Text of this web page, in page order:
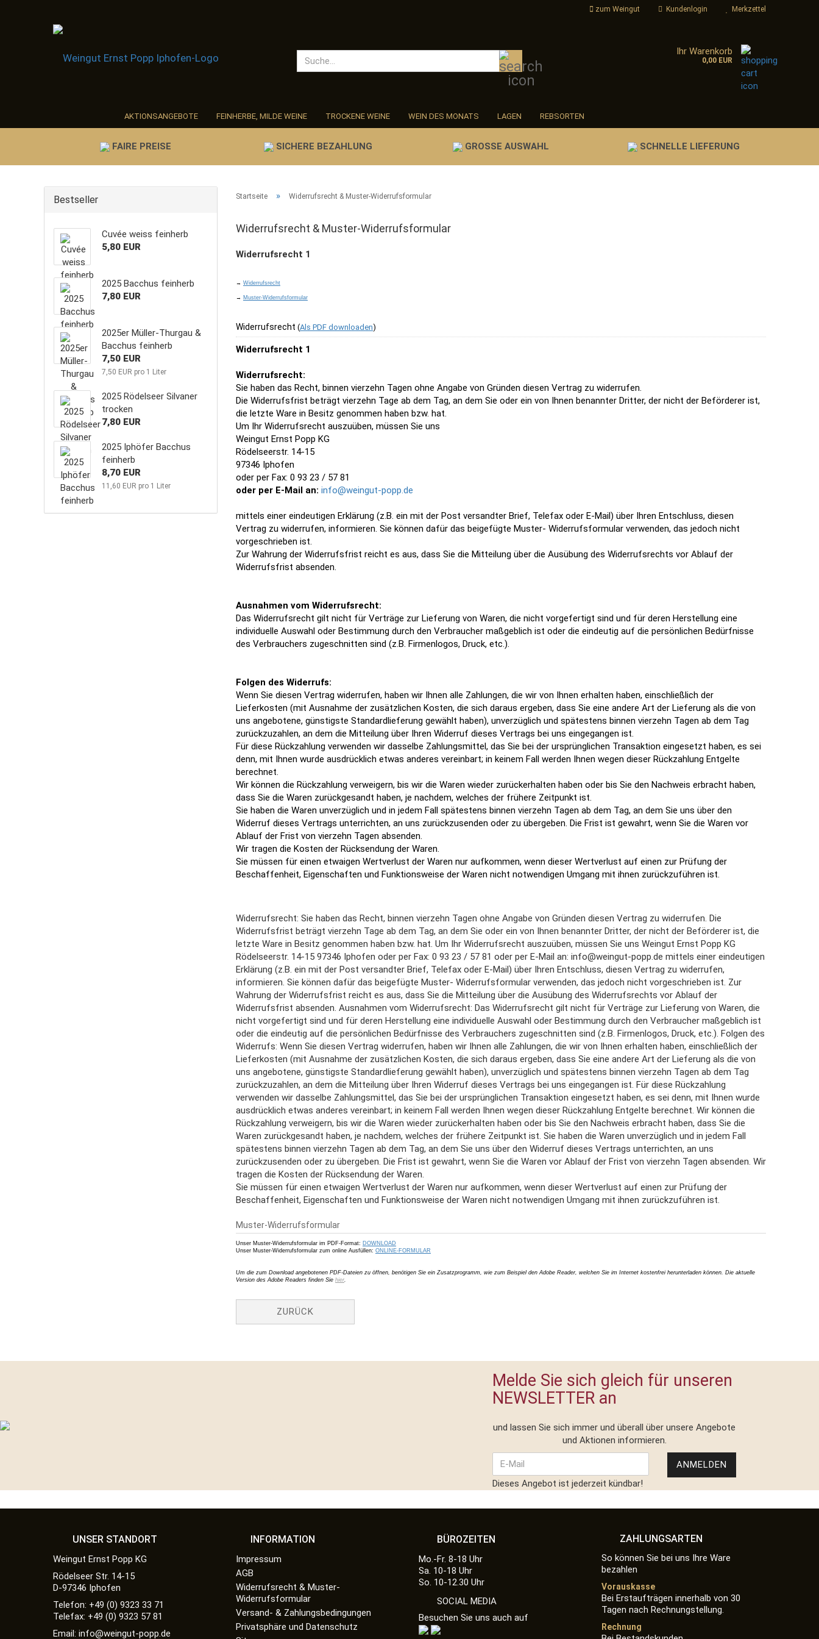
zum Weingut Kundenlogin
E-Mail
Merkzettel
Ihr Warenkorb
0,00 EUR
AKTIONSANGEBOTE FEINHERBE, MILDE WEINE TROCKENE WEINE WEIN DES MONATS LAGEN REBSORTEN
MINI- UND MAGNUMFLASCHEN ALKOHOLFREIES & ENTALKOHOLISIERTES
FAIRE PREISE SICHERE BEZAHLUNG GROSSE AUSWAHL SCHNELLE LIEFERUNG
Startseite » Widerrufsrecht & Muster-Widerrufsformular
Widerrufsrecht & Muster-Widerrufsformular
Widerrufsrecht 1
→ Widerrufsrecht
→ Muster-Widerrufsformular
Widerrufsrecht (Als PDF downloaden)
Widerrufsrecht 1
Widerrufsrecht:
Sie haben das Recht, binnen vierzehn Tagen ohne Angabe von Gründen diesen Vertrag zu widerrufen.
Die Widerrufsfrist beträgt vierzehn Tage ab dem Tag, an dem Sie oder ein von Ihnen benannter Dritter, der nicht der Beförderer ist,
die letzte Ware in Besitz genommen haben bzw. hat.
Um Ihr Widerrufsrecht auszuüben, müssen Sie uns
Weingut Ernst Popp KG
Rödelseerstr. 14-15
97346 Iphofen
oder per Fax: 0 93 23 / 57 81
oder per E-Mail an: info@weingut-popp.de
mittels einer eindeutigen Erklärung (z.B. ein mit der Post versandter Brief, Telefax oder E-Mail) über Ihren Entschluss, diesen
Vertrag zu widerrufen, informieren. Sie können dafür das beigefügte Muster- Widerrufsformular verwenden, das jedoch nicht
vorgeschrieben ist.
Zur Wahrung der Widerrufsfrist reicht es aus, dass Sie die Mitteilung über die Ausübung des Widerrufsrechts vor Ablauf der
Widerrufsfrist absenden.
Ausnahmen vom Widerrufsrecht:
Das Widerrufsrecht gilt nicht für Verträge zur Lieferung von Waren, die nicht vorgefertigt sind und für deren Herstellung eine
individuelle Auswahl oder Bestimmung durch den Verbraucher maßgeblich ist oder die eindeutig auf die persönlichen Bedürfnisse
des Verbrauchers zugeschnitten sind (z.B. Firmenlogos, Druck, etc.).
Folgen des Widerrufs:
Wenn Sie diesen Vertrag widerrufen, haben wir Ihnen alle Zahlungen, die wir von Ihnen erhalten haben, einschließlich der
Lieferkosten (mit Ausnahme der zusätzlichen Kosten, die sich daraus ergeben, dass Sie eine andere Art der Lieferung als die von
uns angebotene, günstigste Standardlieferung gewählt haben), unverzüglich und spätestens binnen vierzehn Tagen ab dem Tag
zurückzuzahlen, an dem die Mitteilung über Ihren Widerruf dieses Vertrags bei uns eingegangen ist.
Für diese Rückzahlung verwenden wir dasselbe Zahlungsmittel, das Sie bei der ursprünglichen Transaktion eingesetzt haben, es sei
denn, mit Ihnen wurde ausdrücklich etwas anderes vereinbart; in keinem Fall werden Ihnen wegen dieser Rückzahlung Entgelte
berechnet.
Wir können die Rückzahlung verweigern, bis wir die Waren wieder zurückerhalten haben oder bis Sie den Nachweis erbracht haben,
dass Sie die Waren zurückgesandt haben, je nachdem, welches der frühere Zeitpunkt ist.
Sie haben die Waren unverzüglich und in jedem Fall spätestens binnen vierzehn Tagen ab dem Tag, an dem Sie uns über den
Widerruf dieses Vertrags unterrichten, an uns zurückzusenden oder zu übergeben. Die Frist ist gewahrt, wenn Sie die Waren vor
Ablauf der Frist von vierzehn Tagen absenden.
Wir tragen die Kosten der Rücksendung der Waren.
Sie müssen für einen etwaigen Wertverlust der Waren nur aufkommen, wenn dieser Wertverlust auf einen zur Prüfung der
Beschaffenheit, Eigenschaften und Funktionsweise der Waren nicht notwendigen Umgang mit ihnen zurückzuführen ist.
Widerrufsrecht: Sie haben das Recht, binnen vierzehn Tagen ohne Angabe von Gründen diesen Vertrag zu widerrufen. Die
Widerrufsfrist beträgt vierzehn Tage ab dem Tag, an dem Sie oder ein von Ihnen benannter Dritter, der nicht der Beförderer ist, die
letzte Ware in Besitz genommen haben bzw. hat. Um Ihr Widerrufsrecht auszuüben, müssen Sie uns Weingut Ernst Popp KG
Rödelseerstr. 14-15 97346 Iphofen oder per Fax: 0 93 23 / 57 81 oder per E-Mail an: info@weingut-popp.de mittels einer eindeutigen
Erklärung (z.B. ein mit der Post versandter Brief, Telefax oder E-Mail) über Ihren Entschluss, diesen Vertrag zu widerrufen,
informieren. Sie können dafür das beigefügte Muster- Widerrufsformular verwenden, das jedoch nicht vorgeschrieben ist. Zur
Wahrung der Widerrufsfrist reicht es aus, dass Sie die Mitteilung über die Ausübung des Widerrufsrechts vor Ablauf der
Widerrufsfrist absenden. Ausnahmen vom Widerrufsrecht: Das Widerrufsrecht gilt nicht für Verträge zur Lieferung von Waren, die
nicht vorgefertigt sind und für deren Herstellung eine individuelle Auswahl oder Bestimmung durch den Verbraucher maßgeblich ist
oder die eindeutig auf die persönlichen Bedürfnisse des Verbrauchers zugeschnitten sind (z.B. Firmenlogos, Druck, etc.). Folgen des
Widerrufs: Wenn Sie diesen Vertrag widerrufen, haben wir Ihnen alle Zahlungen, die wir von Ihnen erhalten haben, einschließlich der
Lieferkosten (mit Ausnahme der zusätzlichen Kosten, die sich daraus ergeben, dass Sie eine andere Art der Lieferung als die von
uns angebotene, günstigste Standardlieferung gewählt haben), unverzüglich und spätestens binnen vierzehn Tagen ab dem Tag
zurückzuzahlen, an dem die Mitteilung über Ihren Widerruf dieses Vertrags bei uns eingegangen ist. Für diese Rückzahlung
verwenden wir dasselbe Zahlungsmittel, das Sie bei der ursprünglichen Transaktion eingesetzt haben, es sei denn, mit Ihnen wurde
ausdrücklich etwas anderes vereinbart; in keinem Fall werden Ihnen wegen dieser Rückzahlung Entgelte berechnet. Wir können die
Rückzahlung verweigern, bis wir die Waren wieder zurückerhalten haben oder bis Sie den Nachweis erbracht haben, dass Sie die
Waren zurückgesandt haben, je nachdem, welches der frühere Zeitpunkt ist. Sie haben die Waren unverzüglich und in jedem Fall
spätestens binnen vierzehn Tagen ab dem Tag, an dem Sie uns über den Widerruf dieses Vertrags unterrichten, an uns
zurückzusenden oder zu übergeben. Die Frist ist gewahrt, wenn Sie die Waren vor Ablauf der Frist von vierzehn Tagen absenden. Wir
tragen die Kosten der Rücksendung der Waren.
Sie müssen für einen etwaigen Wertverlust der Waren nur aufkommen, wenn dieser Wertverlust auf einen zur Prüfung der
Beschaffenheit, Eigenschaften und Funktionsweise der Waren nicht notwendigen Umgang mit ihnen zurückzuführen ist.
Muster-Widerrufsformular
Unser Muster-Widerrufsformular im PDF-Format: DOWNLOAD
Unser Muster-Widerrufsformular zum online Ausfüllen: ONLINE-FORMULAR
Um die zum Download angebotenen PDF-Dateien zu öffnen, benötigen Sie ein Zusatzprogramm, wie zum Beispiel den Adobe Reader, welchen Sie im Internet kostenfrei herunterladen können. Die aktuelle
Version des Adobe Readers finden Sie hier.
ZURÜCK
Bestseller
Cuvée weiss feinherb
5,80 EUR
2025 Bacchus feinherb
7,80 EUR
2025er Müller-Thurgau &
Bacchus feinherb
7,50 EUR
7,50 EUR pro 1 Liter
2025 Rödelseer Silvaner
trocken
7,80 EUR
2025 Iphöfer Bacchus
feinherb
8,70 EUR
11,60 EUR pro 1 Liter
Melde Sie sich gleich für unseren
NEWSLETTER an
und lassen Sie sich immer und überall über unsere Angebote
und Aktionen informieren.
ANMELDEN
Dieses Angebot ist jederzeit kündbar!
UNSER STANDORT
Weingut Ernst Popp KG
Rödelseer Str. 14-15
D-97346 Iphofen
Telefon: +49 (0) 9323 33 71
Telefax: +49 (0) 9323 57 81
Email: info@weingut-popp.de
INFORMATION
Impressum
AGB
Widerrufsrecht & Muster-
Widerrufsformular
Versand- & Zahlungsbedingungen
Privatsphäre und Datenschutz
BÜROZEITEN
Mo.-Fr. 8-18 Uhr
Sa. 10-18 Uhr
So. 10-12.30 Uhr
SOCIAL MEDIA
Besuchen Sie uns auch auf
ZAHLUNGSARTEN
So können Sie bei uns Ihre Ware
bezahlen
Vorauskasse
Bei Erstaufträgen innerhalb von 30
Tagen nach Rechnungstellung.
Rechnung